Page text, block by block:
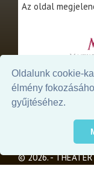
Oldalunk cookie-
élmény
gyűjtéséhez.
Az oldal
© 2026. -